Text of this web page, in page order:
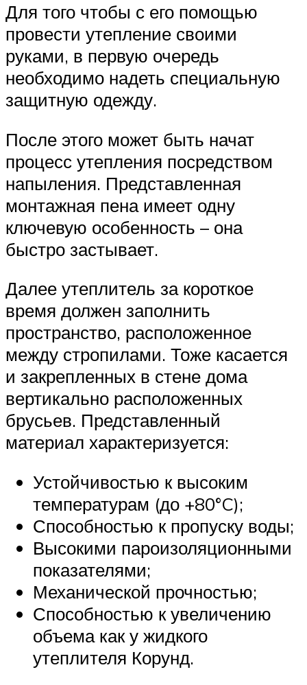
Для того чтобы с его помощью
провести утепление своими
руками, в первую очередь
необходимо надеть специальную
защитную одежду.
После этого может быть начат
процесс утепления посредством
напыления. Представленная
монтажная пена имеет одну
ключевую особенность – она
быстро застывает.
Далее утеплитель за короткое
время должен заполнить
пространство, расположенное
между стропилами. Тоже касается
и закрепленных в стене дома
вертикально расположенных
брусьев. Представленный
материал характеризуется:
Устойчивостью к высоким
температурам (до +80°C);
Способностью к пропуску воды;
Высокими пароизоляционными
показателями;
Механической прочностью;
Способностью к увеличению
объема как у жидкого
утеплителя Корунд.